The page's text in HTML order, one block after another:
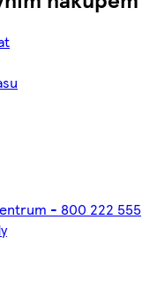
- 800 222 555